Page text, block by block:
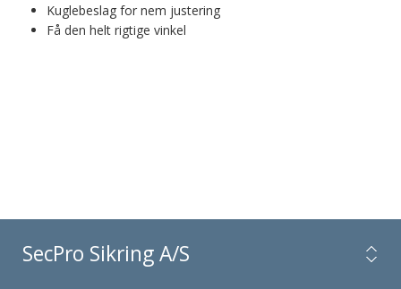
Kuglebeslag for nem justering
Få den helt rigtige vinkel
SecPro Sikring A/S